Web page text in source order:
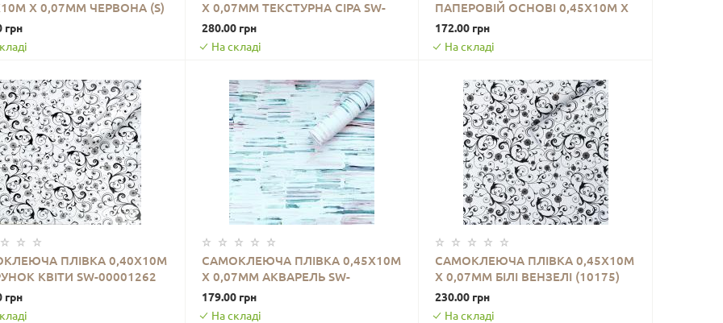
Х 0,07ММ ЧЕРВОНА (S)
грн
ДО КОШИКА
Х 0,07ММ ТЕКСТУРНА СІРА SW-
00001228
280.00 грн
На складі
ДО КОШИКА
ПАПЕРОВІЙ ОСНОВІ 0,45Х10М Х
0,07ММ ЧОРНІ ТА ЗЕЛЕНІ ДЕРЕВА
SW-00002440
172.00 грн
На складі
ДО КОШИКА
ПЛІВКА 0,40Х10М
КВІТИ SW-00001262
грн
ДО КОШИКА
САМОКЛЕЮЧА ПЛІВКА 0,45Х10М
Х 0,07ММ АКВАРЕЛЬ SW-
00001237
179.00 грн
На складі
ДО КОШИКА
САМОКЛЕЮЧА ПЛІВКА 0,45Х10М
Х 0,07ММ БІЛІ ВЕНЗЕЛІ (10175)
SW-00000828
230.00 грн
На складі
ДО КОШИКА